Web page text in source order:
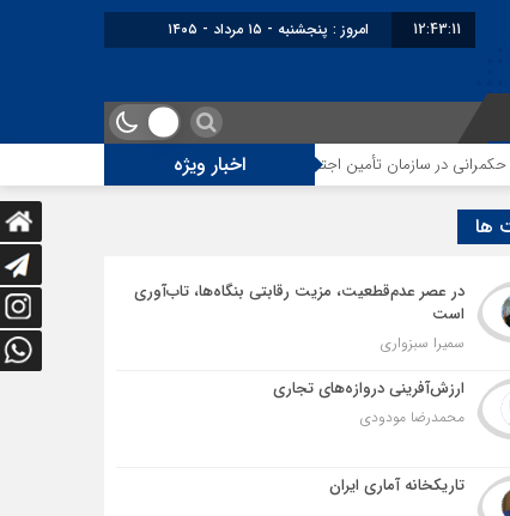
12:43:12 برابر با : Thursday - 6 August
اخبار ویژه تأمین اجتماعی توقف‌های مرزی، هزینه‌های پنهان و ضعف مدیریت؛
ها
در عصر عدم‌قطعیت، مزیت رقابتی بنگاه‌ها، تاب‌آوری
است
سمیرا سبزواری
ارزش‌آفرینی دروازه‌های تجاری
محمدرضا مودودی
تاریکخانه آماری ایران